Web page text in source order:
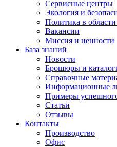
Сервисные центры
Экология и
Политика в области
Вакансии
Миссия и ценности
База знаний
Новости
Брошюры и
Справочные
Информационные
Примеры
Статьи
Отзывы
Контакты
Производство
Офис